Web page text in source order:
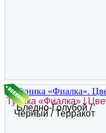
Туника «Фиалка» |
Бледно-Голубой /
Чёрный / Терракот